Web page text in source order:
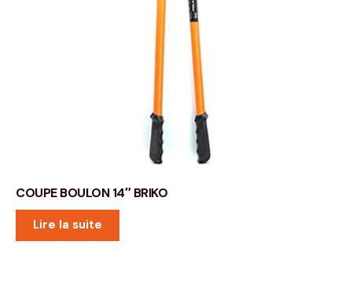
COUPE BOULON 14″ BRIKO
Lire la suite